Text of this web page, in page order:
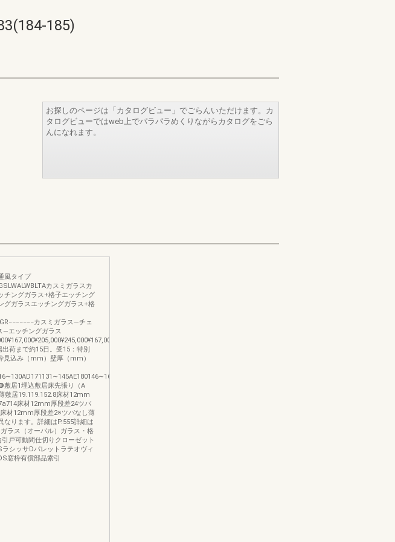
185)
お探しのページは「カタログビュー」でごらんいただけます。カ
タログビューではweb上でパラパラめくりながらカタログをごら
んになれます。
風タイプ
カスミガラスカ
チングガラス+格子エッチング
グガラスエッチングガラス+格
カスミガラス―チェ
―エッチングガラス
荷まで約15日。受15：特別
込み（mm）壁厚（mm）
敷居1埋込敷居床先張り（A
敷居19.119.152.8床材12mm
床材12mm厚段差24ツバ
材12mm厚段差2※ツバなし薄
なります。詳細はP.555詳細は
ラス（オーバル）ガラス・格
戸可動間仕切りクローゼット
シッサDパレットラテオヴィ
窓枠有償部品索引